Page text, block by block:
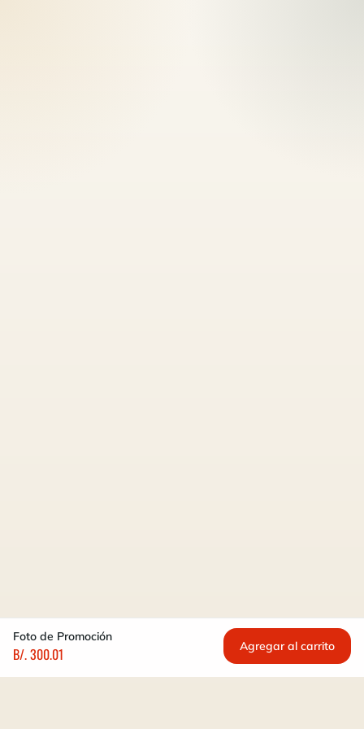
Foto de Promoción
B/. 300.01 Agregar al carrito